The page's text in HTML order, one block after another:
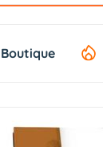
Boutique